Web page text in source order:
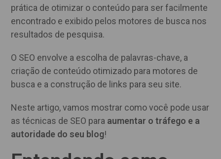
prática de otimizar o conteúdo para ser facilmente
encontrado e exibido pelos motores de busca nos
resultados de pesquisa.
O SEO envolve a escolha de palavras-chave, a
criação de conteúdo otimizado para motores de
busca e a construção de links para seu site.
Neste artigo, vamos mostrar como você pode usar
as técnicas de SEO para aumentar o tráfego e a
autoridade do seu blog!